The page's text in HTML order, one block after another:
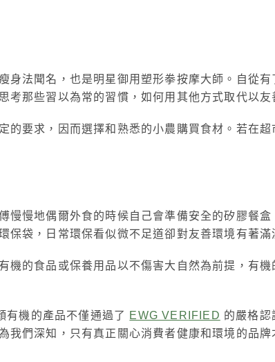
身法聞名，也是明星御用塑形拳按摩大師。自從
考那些習以為常的習慣，如何用其他方式取代以友
的要求，因而選擇和熟悉的小農購買食材。若在
慢慢地偶爾外食的時候自己會準備安全的矽膠餐
保袋，日常環保看似微不足道卻對友善環境有著滿
機的食品或保養用品以不傷害大自然為前提，有
機的產品不僅通過了 EWG VERIFIED 的嚴格認
我們深知，只有真正關心消費者健康和環境的品